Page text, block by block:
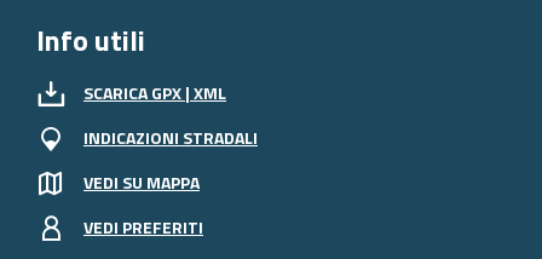
Info utili
SCARICA GPX | XML
INDICAZIONI STRADALI
VEDI SU MAPPA
VEDI PREFERITI